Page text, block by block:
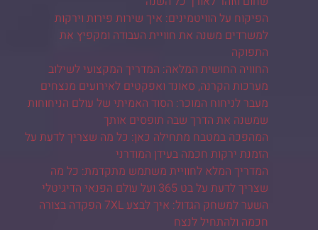
הפיקוח על הוויטמינים: איך שירות פירות וירקות
למשרדים משנה את חוויית העבודה ומקפיץ את
התפוקה
החוויה החושית המלאה: המדריך המקצועי לשילוב
מערכות הקרנה, סאונד ואפקטים לאירועים מנצחים
מעבר לניחוח המוכר: הסוד האמיתי של עולם הניחוחות
שמשנה את הדרך שבה תופסים אותך
המהפכה במטבח מתחילה כאן: כל מה שצריך לדעת על
הזמנת ירקות חכמה בעידן המודרני
המדריך המלא לחוויית משתמש מתקדמת: כל מה
שצריך לדעת על בט 365 ועל עולם הפנאי הדיגיטלי
השער למשחק הגדול: איך לבצע 7XL הפקדה בצורה
חכמה ולהתחיל לנצח